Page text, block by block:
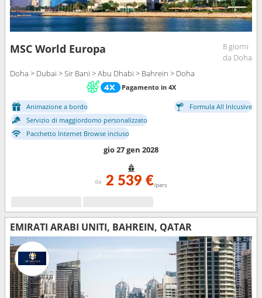
MSC World Europa
8 giorni
da Doha
Doha > Dubai > Sir Bani > Abu Dhabi > Bahrein > Doha
Pagamento in 4X
Animazione a bordo
Formula All Inlcusive
Servizio di maggiordomo personalizzato
Pacchetto Internet Browse incluso
gio 27 gen 2028
da 2 539 €/pers
EMIRATI ARABI UNITI, BAHREIN, QATAR